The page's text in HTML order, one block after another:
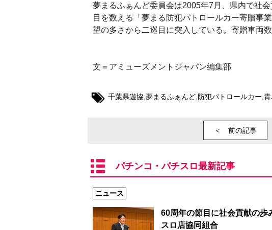
夢まるふぁんど委員会は2005年7月、県内で社
目を数える「夢まる防犯パトロールカー寄贈事
望の多さから二巡目に突入している。寄贈車両
文＝アミューズメントジャパン編集部
千葉県遊協 夢まるふぁんど 防犯パトロールカー 青
＜ 前の記事
パチンコ・パチスロ最新記事
ニュース
60周年の節目に社会貢献の歩
スロ店協同組合